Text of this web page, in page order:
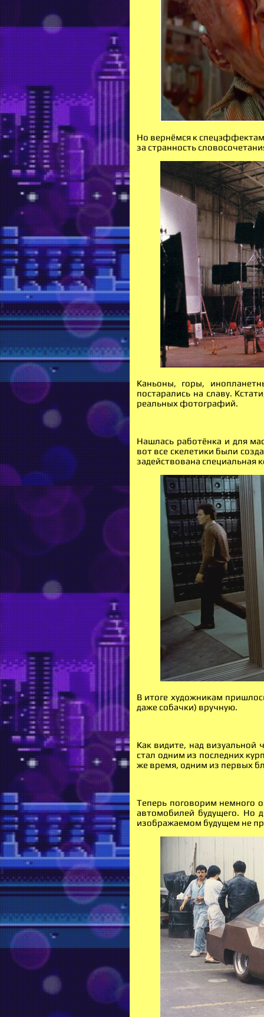
Но вернёмся к
за странность
Каньоны, горы,
постарались на славу.
реальных фотографий.
Нашлась работёнка и для
вот все скелетики были
задействована специальная
В итоге художникам
даже собачки) вручную.
Как видите, над
стал одним из последних
же время, одним из первых
Теперь поговорим немного
автомобилей будущего. Но
изображаемом будущем не